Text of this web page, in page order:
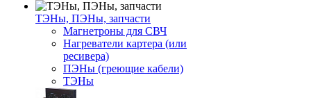
ТЭНы, ПЭНы, запчасти
Магнетроны для СВЧ
Нагреватели картера (или
ресивера)
ПЭНы (греющие кабели)
ТЭНы